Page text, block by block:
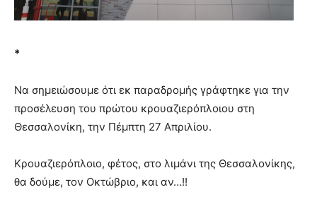
*
Να σημειώσουμε ότι εκ παραδρομής γράφτηκε για την
προσέλευση του πρώτου κρουαζιερόπλοιου στη
Θεσσαλονίκη, την Πέμπτη 27 Απριλίου.
Κρουαζιερόπλοιο, φέτος, στο λιμάνι της Θεσσαλονίκης,
θα δούμε, τον Οκτώβριο, και αν…!!